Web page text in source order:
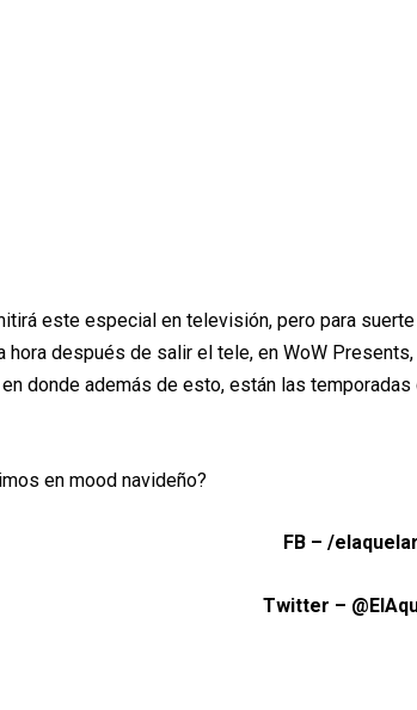
áeste especial en televisión, pero para
hora después de salir el tele, en WoW
donde además de esto, están las
en mood navideño?
FB – /
Twitter –